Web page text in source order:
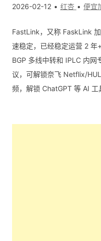
2026-02-12 红杏 便宜
FastLink，又称 FaskLink
速稳定，已经稳定运营 2 年
BGP 多线中转和 IPLC 内网
议，可解锁奈飞 Netflix/
频，解锁 ChatGPT 等 AI 工